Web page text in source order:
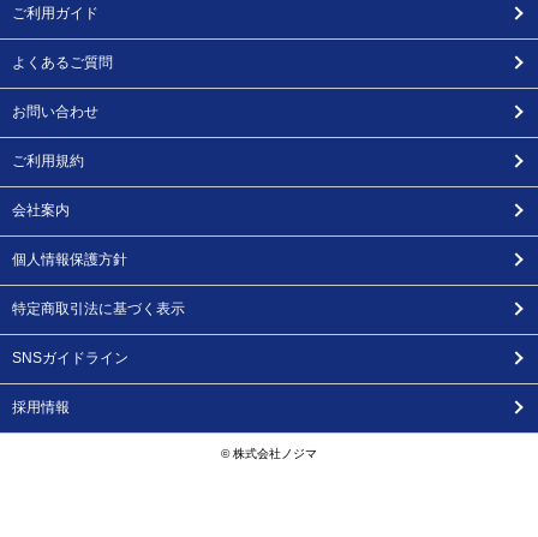
ご利用ガイド
よくあるご質問
お問い合わせ
ご利用規約
会社案内
個人情報保護方針
特定商取引法に基づく表示
SNSガイドライン
採用情報
© 株式会社ノジマ